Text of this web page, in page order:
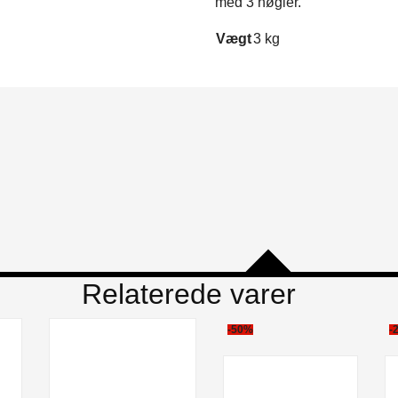
Vægt3 kg
Relaterede varer
-50% -